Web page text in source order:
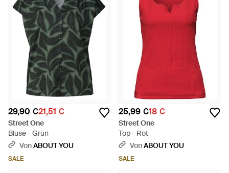
29,90 €21,51 €
Street One
Bluse - Grün
VonABOUT YOU
SALE
25,99 €18 €
Street One
Top - Rot
VonABOUT YOU
SALE